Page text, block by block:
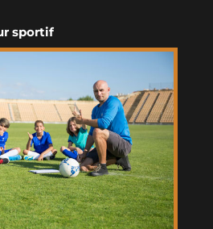
sportif